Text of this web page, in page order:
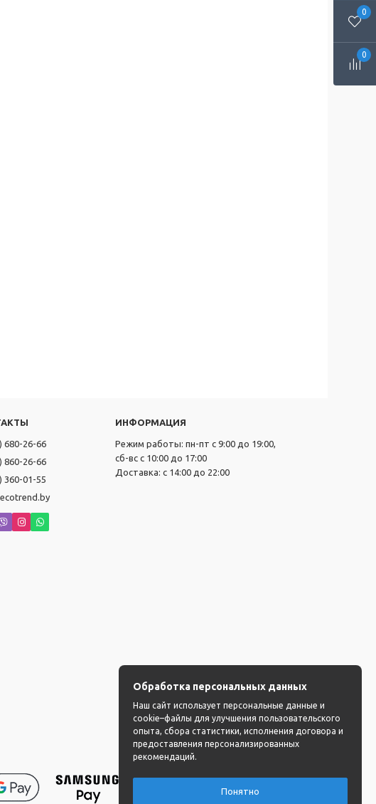
0
0
680-26-66
860-26-66
360-01-55
ИНФОРМАЦИЯ
Режим работы: пн-пт с 9:00 до 19:00,
сб-вс с 10:00 до 17:00
Доставка: с 14:00 до 22:00
Обработка персональных данных
Наш сайт использует персональные данные и
cookie–файлы для улучшения пользовательского
опыта, сбора статистики, исполнения договора и
предоставления персонализированных
рекомендаций.
Понятно